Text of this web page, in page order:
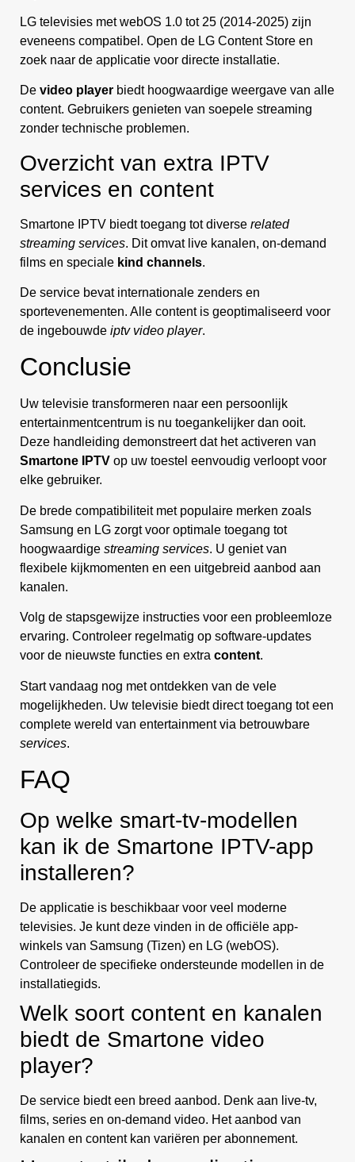
LG televisies met webOS 1.0 tot 25 (2014-2025) zijn
eveneens compatibel. Open de LG Content Store en
zoek naar de applicatie voor directe installatie.
De video player biedt hoogwaardige weergave van alle
content. Gebruikers genieten van soepele streaming
zonder technische problemen.
Overzicht van extra IPTV
services en content
Smartone IPTV biedt toegang tot diverse related
streaming services. Dit omvat live kanalen, on-demand
films en speciale kind channels.
De service bevat internationale zenders en
sportevenementen. Alle content is geoptimaliseerd voor
de ingebouwde iptv video player.
Conclusie
Uw televisie transformeren naar een persoonlijk
entertainmentcentrum is nu toegankelijker dan ooit.
Deze handleiding demonstreert dat het activeren van
Smartone IPTV op uw toestel eenvoudig verloopt voor
elke gebruiker.
De brede compatibiliteit met populaire merken zoals
Samsung en LG zorgt voor optimale toegang tot
hoogwaardige streaming services. U geniet van
flexibele kijkmomenten en een uitgebreid aanbod aan
kanalen.
Volg de stapsgewijze instructies voor een probleemloze
ervaring. Controleer regelmatig op software-updates
voor de nieuwste functies en extra content.
Start vandaag nog met ontdekken van de vele
mogelijkheden. Uw televisie biedt direct toegang tot een
complete wereld van entertainment via betrouwbare
services.
FAQ
Op welke smart-tv-modellen
kan ik de Smartone IPTV-app
installeren?
De applicatie is beschikbaar voor veel moderne
televisies. Je kunt deze vinden in de officiële app-
winkels van Samsung (Tizen) en LG (webOS).
Controleer de specifieke ondersteunde modellen in de
installatiegids.
Welk soort content en kanalen
biedt de Smartone video
player?
De service biedt een breed aanbod. Denk aan live-tv,
films, series en on-demand video. Het aanbod van
kanalen en content kan variëren per abonnement.